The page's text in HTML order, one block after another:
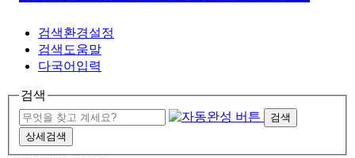
검색환경설정
검색도움말
다국어입력
검색
검색
상세검색